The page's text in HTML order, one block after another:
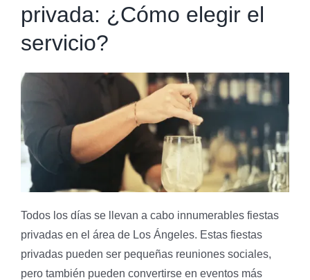
privada: ¿Cómo elegir el
servicio?
Todos los días se llevan a cabo innumerables fiestas
privadas en el área de Los Ángeles. Estas fiestas
privadas pueden ser pequeñas reuniones sociales,
pero también pueden convertirse en eventos más